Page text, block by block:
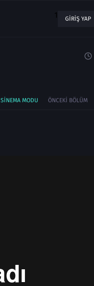
1 GIRIŞ YAP
SINEMA MODU ÖNCEKI BÖLÜM